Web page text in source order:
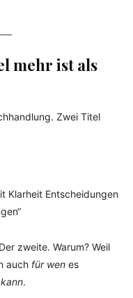
mehr ist als
Zwei Titel
Klarheit Entscheidungen
zweite. Warum? Weil
auch für wen es
.